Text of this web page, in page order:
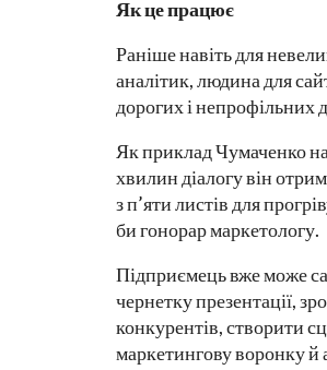
Як це працює
Раніше навіть для
аналітик, людина для
дорогих і непрофільних
Як приклад Чумаченко
хвилин діалогу він
з п’яти листів для
би гонорар маркетологу.
Підприємець вже може
чернетку презентації,
конкурентів, створити
маркетингову воронку й